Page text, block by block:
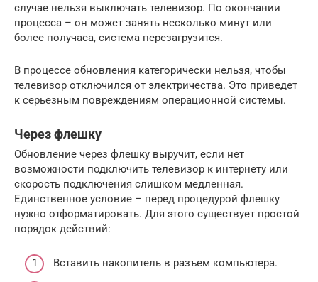
случае нельзя выключать телевизор. По окончании
процесса – он может занять несколько минут или
более получаса, система перезагрузится.
В процессе обновления категорически нельзя, чтобы
телевизор отключился от электричества. Это приведет
к серьезным повреждениям операционной системы.
Через флешку
Обновление через флешку выручит, если нет
возможности подключить телевизор к интернету или
скорость подключения слишком медленная.
Единственное условие – перед процедурой флешку
нужно отформатировать. Для этого существует простой
порядок действий:
Вставить накопитель в разъем компьютера.